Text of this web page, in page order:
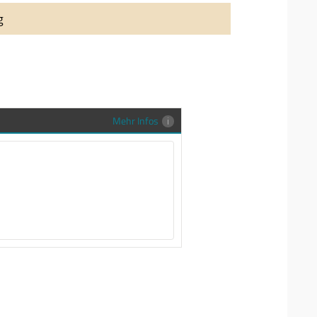
auch richtig in Szene zu setzen,
Trauringe-EFES Tragetasche inkl.
Sendung zu schützen und
Mehr Infos